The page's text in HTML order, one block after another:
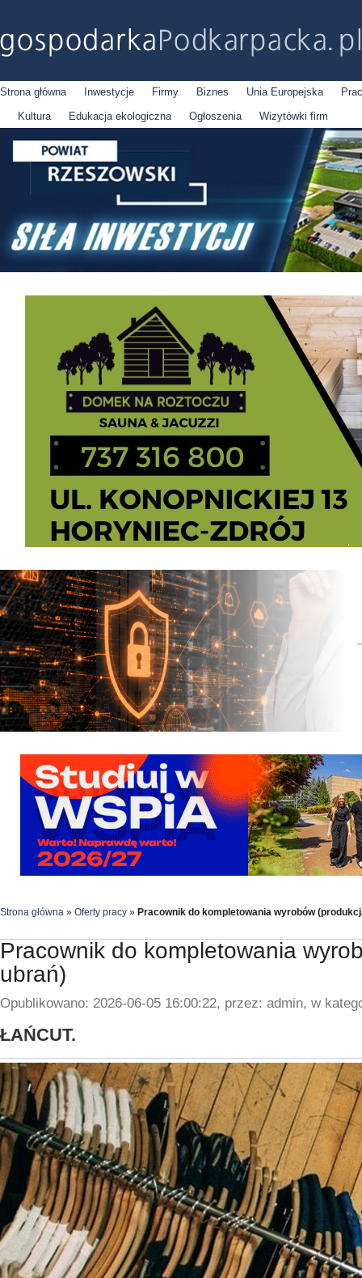
Strona główna Inwestycje Firmy Biznes Unia Europejska
Kultura
Edukacja ekologiczna Ogłoszenia Wizytówki firm
Strona główna » Oferty pracy » Pracownik do kompletowania wyrobów
Pracownik do kompletowania
ubrań)
Opublikowano: 2026-06-05 16:00:22, przez: admin, w
ŁAŃCUT.